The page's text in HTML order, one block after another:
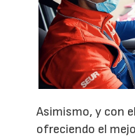
Asimismo, y con
ofreciendo el